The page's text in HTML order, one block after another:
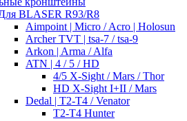
BLASER R93/R8
Aimpoint | Micro / Acro | Holosun
Archer TVT | tsa-7 / tsa-9
Arkon | Arma / Alfa
ATN | 4 / 5 / HD
4/5 X-Sight / Mars / Thor
HD X-Sight I+II / Mars
Dedal | T2-T4 / Venator
T2-T4 Hunter